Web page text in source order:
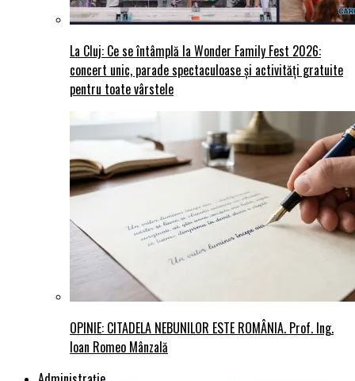
La Cluj: Ce se întâmplă la Wonder Family Fest 2026:
concert unic, parade spectaculoase și activități gratuite
pentru toate vârstele
OPINIE: CITADELA NEBUNILOR ESTE ROMÂNIA. Prof. Ing.
Ioan Romeo Mânzală